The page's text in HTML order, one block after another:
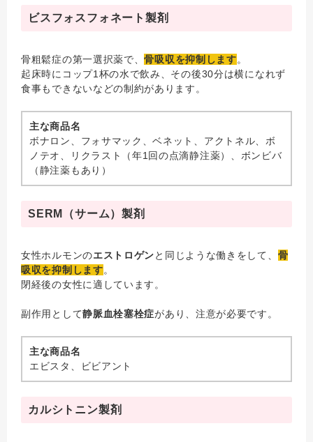
ビスフォスフォネート製剤
骨粗鬆症の第一選択薬で、骨吸収を抑制します。
起床時にコップ1杯の水で飲み、その後30分は横になれず
食事もできないなどの制約があります。
主な商品名
ボナロン、フォサマック、ベネット、アクトネル、ボ
ノテオ、リクラスト（年1回の点滴静注薬）、ボンビバ
（静注薬もあり）
SERM（サーム）製剤
女性ホルモンのエストロゲンと同じような働きをして、 骨
吸収を抑制します。
閉経後の女性に適しています。
副作用として静脈血栓塞栓症があり、注意が必要です。
主な商品名
エビスタ、ビビアント
カルシトニン製剤